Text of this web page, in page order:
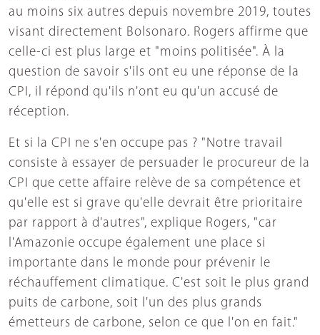
au moins six autres depuis novembre 2019, toutes
visant directement Bolsonaro. Rogers affirme que
celle-ci est plus large et "moins politisée". À la
question de savoir s'ils ont eu une réponse de la
CPI, il répond qu'ils n'ont eu qu'un accusé de
réception.
Et si la CPI ne s'en occupe pas ? "Notre travail
consiste à essayer de persuader le procureur de la
CPI que cette affaire relève de sa compétence et
qu'elle est si grave qu'elle devrait être prioritaire
par rapport à d'autres", explique Rogers, "car
l'Amazonie occupe également une place si
importante dans le monde pour prévenir le
réchauffement climatique. C'est soit le plus grand
puits de carbone, soit l'un des plus grands
émetteurs de carbone, selon ce que l'on en fait."